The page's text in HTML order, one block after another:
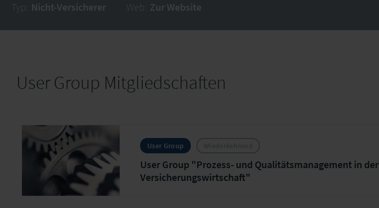
Typ: Nicht-Versicherer Web: Zur Website
User Group Mitgliedschaften
User Group
User Group "Prozess- und Qualitätsmanagement in der
Versicherungswirtschaft"